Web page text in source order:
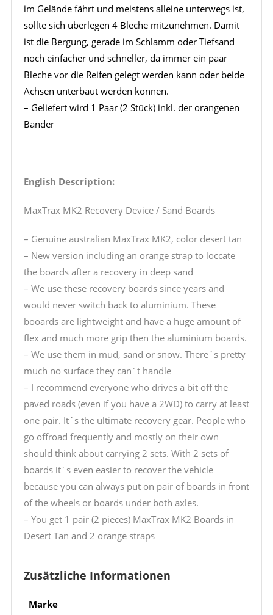
im Gelände fährt und meistens alleine unterwegs ist,
sollte sich überlegen 4 Bleche mitzunehmen. Damit
ist die Bergung, gerade im Schlamm oder Tiefsand
noch einfacher und schneller, da immer ein paar
Bleche vor die Reifen gelegt werden kann oder beide
Achsen unterbaut werden können.
– Geliefert wird 1 Paar (2 Stück) inkl. der orangenen
Bänder
English Description:
MaxTrax MK2 Recovery Device / Sand Boards
– Genuine australian MaxTrax MK2, color desert tan
– New version including an orange strap to loccate
the boards after a recovery in deep sand
– We use these recovery boards since years and
would never switch back to aluminium. These
booards are lightweight and have a huge amount of
flex and much more grip then the aluminium boards.
– We use them in mud, sand or snow. There´s pretty
much no surface they can´t handle
– I recommend everyone who drives a bit off the
paved roads (even if you have a 2WD) to carry at least
one pair. It´s the ultimate recovery gear. People who
go offroad frequently and mostly on their own
should think about carrying 2 sets. With 2 sets of
boards it´s even easier to recover the vehicle
because you can always put on pair of boards in front
of the wheels or boards under both axles.
– You get 1 pair (2 pieces) MaxTrax MK2 Boards in
Desert Tan and 2 orange straps
Zusätzliche Informationen
Marke